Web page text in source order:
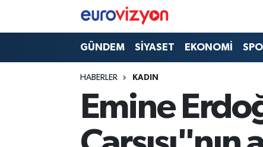
GÜNDEM SİYASET EKONOMİ
HABERLER KADIN
Emine